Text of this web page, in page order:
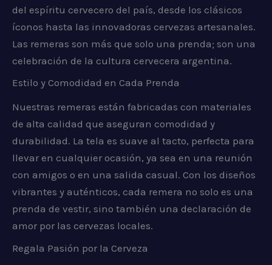
del espíritu cervecero del país, desde los clásicos
íconos hasta las innovadoras cervezas artesanales.
Las remeras son más que solo una prenda; son una
celebración de la cultura cervecera argentina.
Estilo y Comodidad en Cada Prenda
Nuestras remeras están fabricadas con materiales
de alta calidad que aseguran comodidad y
durabilidad. La tela es suave al tacto, perfecta para
llevar en cualquier ocasión, ya sea en una reunión
con amigos o en una salida casual. Con los diseños
vibrantes y auténticos, cada remera no solo es una
prenda de vestir, sino también una declaración de
amor por las cervezas locales.
Regala Pasión por la Cerveza